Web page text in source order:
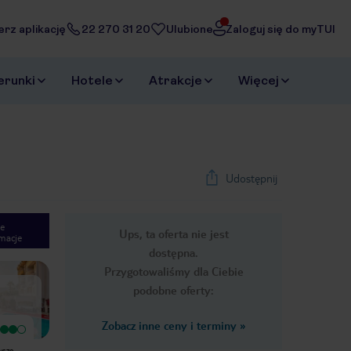
aplikację 22 270 31 20 Ulubione Zaloguj się do myTUI
Hotele Atrakcje Więcej
Udostępnij
Ups, ta oferta nie jest
dostępna.
Przygotowaliśmy dla Ciebie
podobne oferty:
Zobacz inne ceny i terminy »
Next slide
1/16